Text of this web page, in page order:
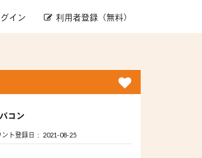
イン 利用者登録（無料）
コン
ント登録日： 2021-08-25